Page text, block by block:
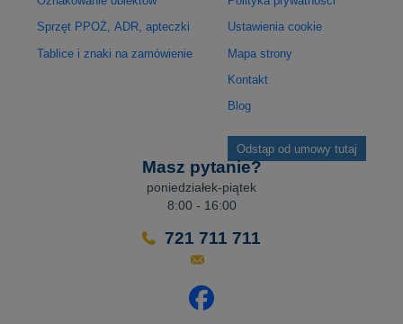
Sprzęt PPOŻ, ADR, apteczki
Tablice i znaki na zamówienie
Ustawienia cookie
Mapa strony
Kontakt
Blog
Odstąp od umowy tutaj
Masz pytanie?
poniedziałek-piątek
8:00 - 16:00
721 711 711
Odwiedź nasz profil na